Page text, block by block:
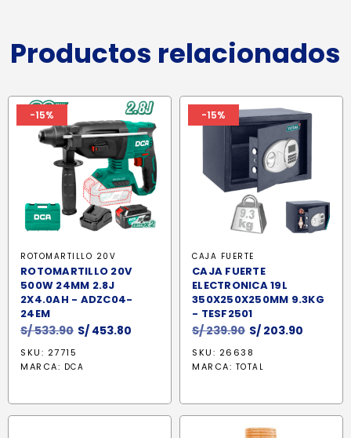
Productos relacionados
-15%
ROTOMARTILLO 20V
ROTOMARTILLO 20V
500W 24MM 2.8J
2X4.0AH - ADZC04-
24EM
S/533.90 El
original
S/ 453.80
SKU: 27715
MARCA: DCA
-15%
CAJA FUERTE
CAJA FUERTE
ELECTRONICA 19L
350X250X250MM 9.3KG
- TESF2501
S/239.90 El
precio
original
S/ 203.90
SKU: 26638
MARCA: TOTAL